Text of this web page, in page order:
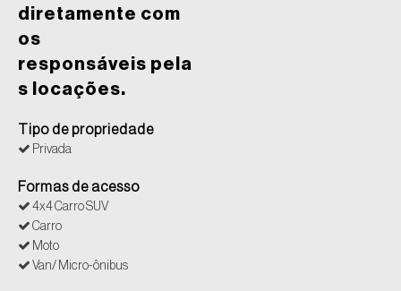
diretamente com
os
responsáveis pela
s locações.
Tipo de propriedade
Privada
Formas de acesso
4x4 Carro SUV
Carro
Moto
Van/ Micro-ônibus